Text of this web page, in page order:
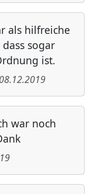
als hilfreiche
sogar
ist.
08.12.2019
war noch